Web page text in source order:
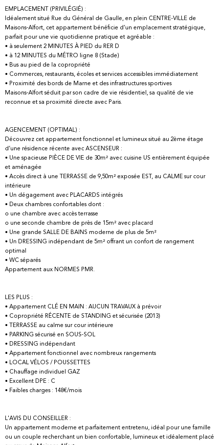
EMPLACEMENT (PRIVILÉGIÉ) :
Idéalement situé Rue du Général de Gaulle, en plein CENTRE-VILLE de
Maisons-Alfort, cet appartement bénéficie d’un emplacement stratégique,
parfait pour une vie quotidienne pratique et agréable :
• à seulement 2 MINUTES À PIED du RER D
• à 12 MINUTES du MÉTRO ligne 8 (Stade)
• Bus au pied de la copropriété
• Commerces, restaurants, écoles et services accessibles immédiatement
• Proximité des bords de Marne et des infrastructures sportives
Maisons-Alfort séduit par son cadre de vie résidentiel, sa qualité de vie
reconnue et sa proximité directe avec Paris.
AGENCEMENT (OPTIMAL) :
Découvrez cet appartement fonctionnel et lumineux situé au 2ème étage
d’une résidence récente avec ASCENSEUR :
• Une spacieuse PIÈCE DE VIE de 30m² avec cuisine US entièrement équipée
et aménagée
• Accès direct à une TERRASSE de 9,50m² exposée EST, au CALME sur cour
intérieure
• Un dégagement avec PLACARDS intégrés
• Deux chambres confortables dont :
o une chambre avec accès terrasse
o une seconde chambre de près de 15m² avec placard
• Une grande SALLE DE BAINS moderne de plus de 5m²
• Un DRESSING indépendant de 5m² offrant un confort de rangement
optimal
• WC séparés
Appartement aux NORMES PMR.
LES PLUS :
• Appartement CLÉ EN MAIN : AUCUN TRAVAUX à prévoir
• Copropriété RÉCENTE de STANDING et sécurisée (2013)
• TERRASSE au calme sur cour intérieure
• PARKING sécurisé en SOUS-SOL
• DRESSING indépendant
• Appartement fonctionnel avec nombreux rangements
• LOCAL VÉLOS / POUSSETTES
• Chauffage individuel GAZ
• Excellent DPE : C
• Faibles charges : 148€/mois
L'AVIS DU CONSEILLER :
Un appartement moderne et parfaitement entretenu, idéal pour une famille
ou un couple recherchant un bien confortable, lumineux et idéalement placé